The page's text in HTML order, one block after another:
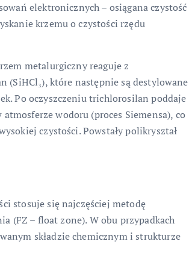
elektronicznych – osiągana czystość
krzemu o czystości rzędu
metalurgiczny reaguje z
które następnie są destylowane
Po oczyszczeniu trichlorosilan poddaje
wodoru (proces Siemensa), co
czystości. Powstały polikryształ
stosuje się najczęściej metodę
(FZ – float zone). W obu przypadkach
składzie chemicznym i strukturze